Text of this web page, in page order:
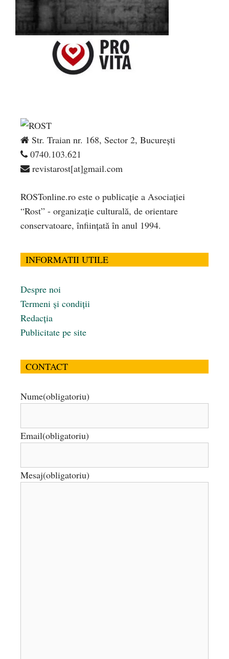
Str. Traian nr. 168, Sector 2, București
0740.103.621
revistarost[at]gmail.com
ROSTonline.ro este o publicaţie a Asociaţiei
“Rost” - organizaţie culturală, de orientare
conservatoare, înfiinţată în anul 1994.
INFORMATII UTILE
Despre noi
Termeni și condiții
Redacția
Publicitate pe site
CONTACT
Nume(obligatoriu)
Email(obligatoriu)
Mesaj(obligatoriu)